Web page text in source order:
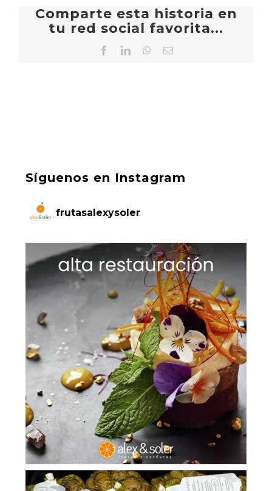
Comparte esta historia en
tu red social favorita...
FacebookLinkedInWhatsApp
Correo
Síguenos en Instagram
frutasalexysoler